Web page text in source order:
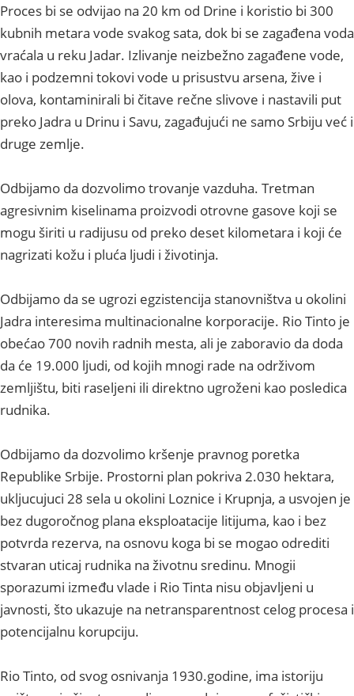
Proces bi se odvijao na 20 km od Drine i koristio bi 300
kubnih metara vode svakog sata, dok bi se zagađena voda
vraćala u reku Jadar. Izlivanje neizbežno zagađene vode,
kao i podzemni tokovi vode u prisustvu arsena, žive i
olova, kontaminirali bi čitave rečne slivove i nastavili put
preko Jadra u Drinu i Savu, zagađujući ne samo Srbiju već i
druge zemlje.
Odbijamo da dozvolimo trovanje vazduha. Tretman
agresivnim kiselinama proizvodi otrovne gasove koji se
mogu širiti u radijusu od preko deset kilometara i koji će
nagrizati kožu i pluća ljudi i životinja.
Odbijamo da se ugrozi egzistencija stanovništva u okolini
Jadra interesima multinacionalne korporacije. Rio Tinto je
obećao 700 novih radnih mesta, ali je zaboravio da doda
da će 19.000 ljudi, od kojih mnogi rade na održivom
zemljištu, biti raseljeni ili direktno ugroženi kao posledica
rudnika.
Odbijamo da dozvolimo kršenje pravnog poretka
Republike Srbije. Prostorni plan pokriva 2.030 hektara,
ukljucujuci 28 sela u okolini Loznice i Krupnja, a usvojen je
bez dugoročnog plana eksploatacije litijuma, kao i bez
potvrda rezerva, na osnovu koga bi se mogao odrediti
stvaran uticaj rudnika na životnu sredinu. Mnogii
sporazumi između vlade i Rio Tinta nisu objavljeni u
javnosti, što ukazuje na netransparentnost celog procesa i
potencijalnu korupciju.
Rio Tinto, od svog osnivanja 1930.godine, ima istoriju